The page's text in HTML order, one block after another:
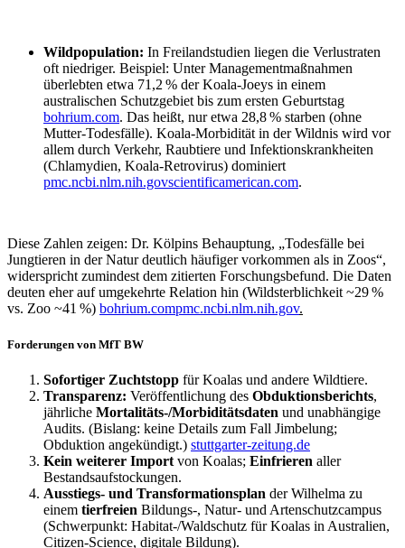
Wildpopulation: In Freilandstudien liegen die Verlustraten
oft niedriger. Beispiel: Unter Managementmaßnahmen
überlebten etwa 71,2 % der Koala-Joeys in einem
australischen Schutzgebiet bis zum ersten Geburtstag
bohrium.com. Das heißt, nur etwa 28,8 % starben (ohne
Mutter-Todesfälle). Koala-Morbidität in der Wildnis wird vor
allem durch Verkehr, Raubtiere und Infektionskrankheiten
(Chlamydien, Koala-Retrovirus) dominiert
pmc.ncbi.nlm.nih.govscientificamerican.com.
Diese Zahlen zeigen: Dr. Kölpins Behauptung, „Todesfälle bei
Jungtieren in der Natur deutlich häufiger vorkommen als in Zoos“,
widerspricht zumindest dem zitierten Forschungsbefund. Die Daten
deuten eher auf umgekehrte Relation hin (Wildsterblichkeit ~29 %
vs. Zoo ~41 %) bohrium.compmc.ncbi.nlm.nih.gov.
Forderungen von MfT BW
Sofortiger Zuchtstopp für Koalas und andere Wildtiere.
Transparenz: Veröffentlichung des Obduktionsberichts,
jährliche Mortalitäts-/Morbiditätsdaten und unabhängige
Audits. (Bislang: keine Details zum Fall Jimbelung;
Obduktion angekündigt.) stuttgarter-zeitung.de
Kein weiterer Import von Koalas; Einfrieren aller
Bestandsaufstockungen.
Ausstiegs- und Transformationsplan der Wilhelma zu
einem tierfreien Bildungs-, Natur- und Artenschutzcampus
(Schwerpunkt: Habitat-/Waldschutz für Koalas in Australien,
Citizen-Science, digitale Bildung).